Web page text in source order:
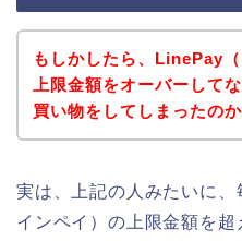
もしかしたら、LinePay
上限金額をオーバーして
買い物をしてしまったのか
実は、上記の人みたいに
インペイ）の上限金額を